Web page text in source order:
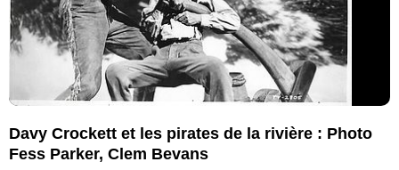
Davy Crockett et les pirates de la rivière : Photo
Fess Parker, Clem Bevans